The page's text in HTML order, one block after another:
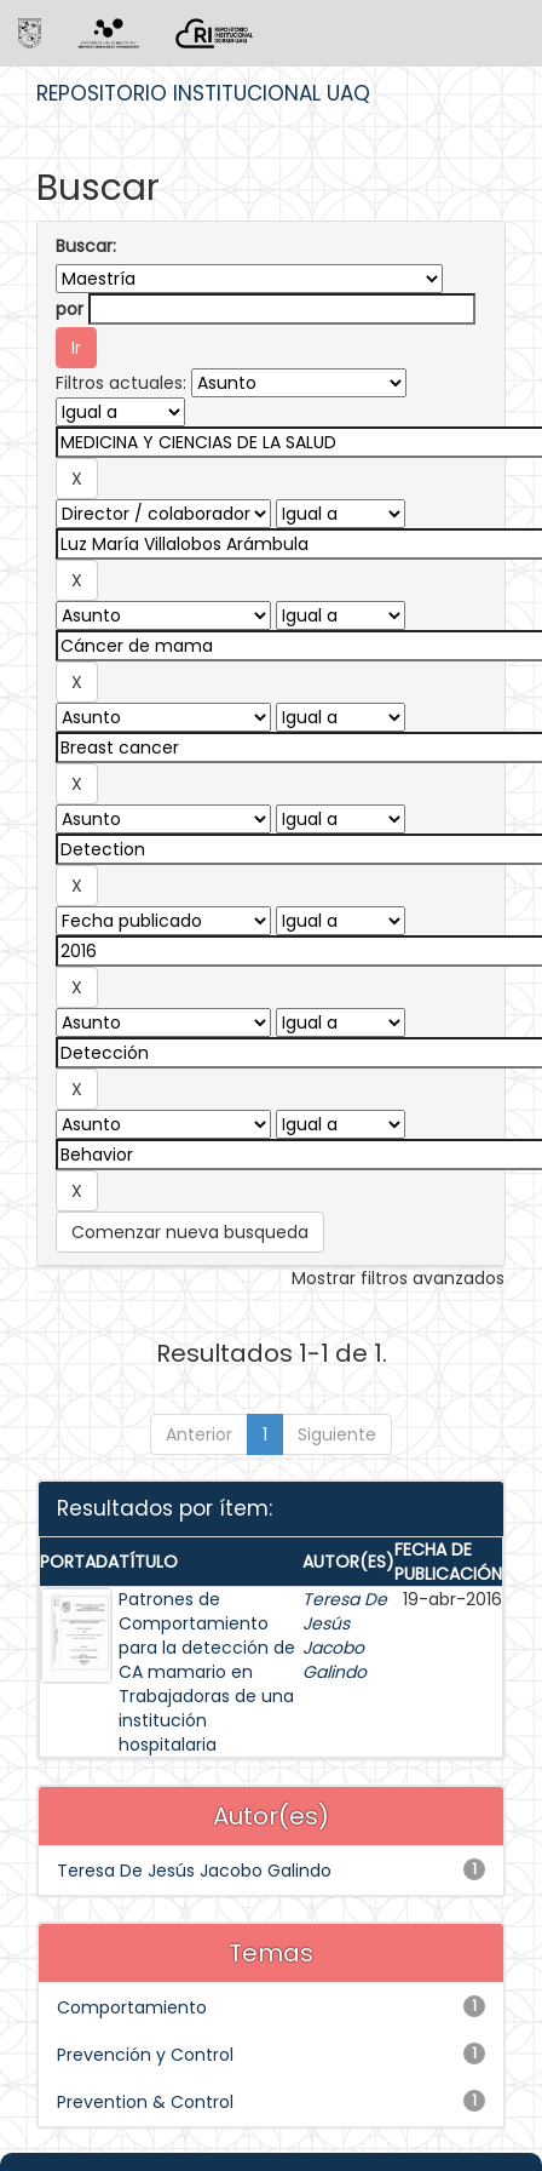
REPOSITORIO INSTITUCIONAL UAQ
Buscar
Buscar:
por
Filtros actuales:
Comenzar nueva busqueda
Mostrar filtros avanzados
Resultados 1-1 de 1.
Anterior 1 Siguiente
Resultados por ítem:
PORTADATÍTULO AUTOR(ES)FECHA DE
PUBLICACIÓN
Patrones de
Comportamiento
para la detección de
CA mamario en
Trabajadoras de una
institución
hospitalaria
Teresa De
Jesús
Jacobo
Galindo
19-abr-2016
Autor(es)
1
Teresa De Jesús Jacobo Galindo
Temas
1
Comportamiento
1
Prevención y Control
1
Prevention & Control